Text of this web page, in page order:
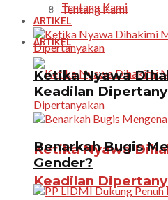
Tentang Kami
ARTIKEL
Ketika Nyawa
Keadilan
Tentang Kami
ARTIKEL
Ketika Nyawa
Keadilan
Benarkah Bugis
Gender?